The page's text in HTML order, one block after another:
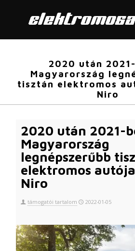
2020 után
Magyarország
tisztán elektromos
Niro
2020 után 2021-
Magyarország
legnépszerűbb
elektromos
Niro
támogatói tartalom 2022-01-05